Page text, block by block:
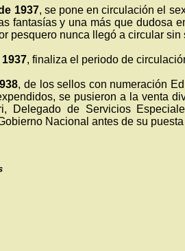
1937, se pone en circulación el
fantasías y una más que dudosa
pesquero nunca llegó a circular sin
, finaliza el periodo de
, de los sellos con numeración
se pusieron a la venta
Delegado de Servicios
Nacional antes de su